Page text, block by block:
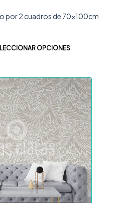
por 2 cuadros de 70x100cm
OPCIONES